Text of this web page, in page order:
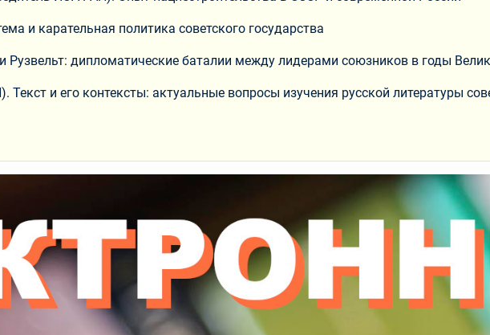
и карательная политика советского государства
дипломатические баталии между лидерами союзников в годы
и его контексты: актуальные вопросы изучения русской литературы